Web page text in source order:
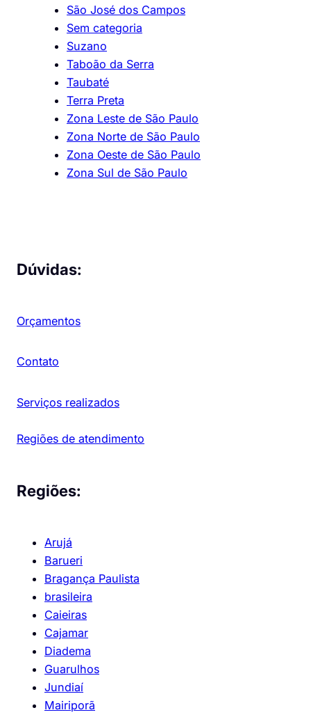
São José dos Campos
Sem categoria
Suzano
Taboão da Serra
Taubaté
Terra Preta
Zona Leste de São Paulo
Zona Norte de São Paulo
Zona Oeste de São Paulo
Zona Sul de São Paulo
Dúvidas:
Orçamentos
Contato
Serviços realizados
Regiões de atendimento
Regiões:
Arujá
Barueri
Bragança Paulista
brasileira
Caieiras
Cajamar
Diadema
Guarulhos
Jundiaí
Mairiporã